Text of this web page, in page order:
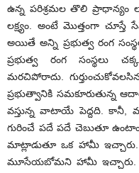
ఉన్న పరిశ్రమల తొలి
లక్ష్యం. అంటే మొత్తంగా చూస్తే
అయితే అన్ని ప్రభుత్వ రంగ
ప్రభుత్వ రంగ సంస్థలు
మరచిపోరాదు.
ప్రభుత్వానికి సమకూరుతున్న
వస్తున్న వాటాయే పెద్దది. కానీ,
గురించే పదే పదే చెబుతూ
మాట్లాడుతూ ఒక హామీ ఇచ్చారు.
మూసేయబోమని హామీ ఇచ్చారు.